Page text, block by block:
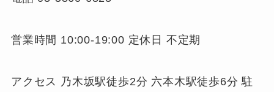
営業時間 10:00-19:00 定休日 不定期
アクセス 乃木坂駅徒歩2分 六本木駅徒歩6分 駐